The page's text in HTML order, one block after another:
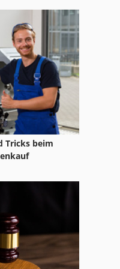
Schleifmaschine
Tricks beim